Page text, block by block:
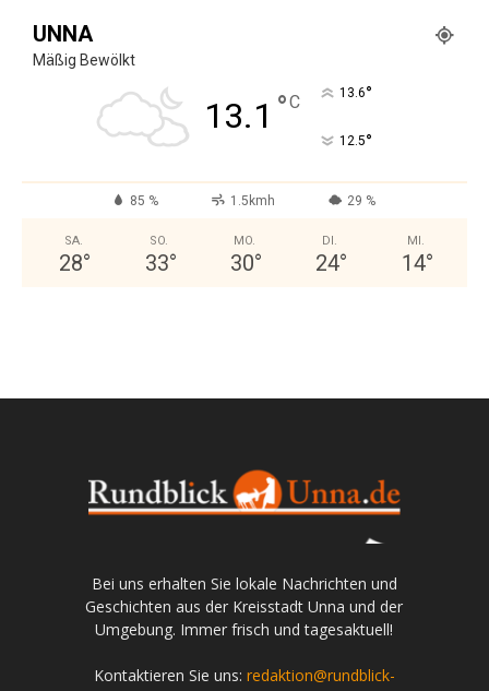
UNNA
Mäßig Bewölkt
13.1 °C 13.6°
12.5°
85 % 1.5kmh 29 %
SA.
28°
SO.
33°
MO.
30°
DI.
24°
MI.
14°
Bei uns erhalten Sie lokale Nachrichten und
Geschichten aus der Kreisstadt Unna und der
Umgebung. Immer frisch und tagesaktuell!
Kontaktieren Sie uns: redaktion@rundblick-